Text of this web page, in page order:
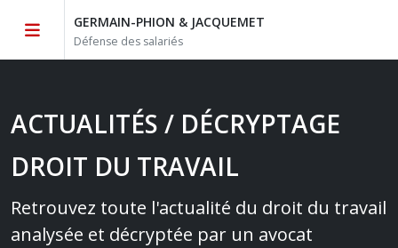
GERMAIN-PHION & JACQUEMET
Défense des salariés
ACTUALITÉS / DÉCRYPTAGE
DROIT DU TRAVAIL
Retrouvez toute l'actualité du droit du travail
analysée et décryptée par un avocat